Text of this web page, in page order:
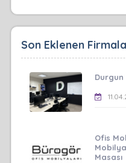
Son Eklenen
Durgun
Ofis
Masası